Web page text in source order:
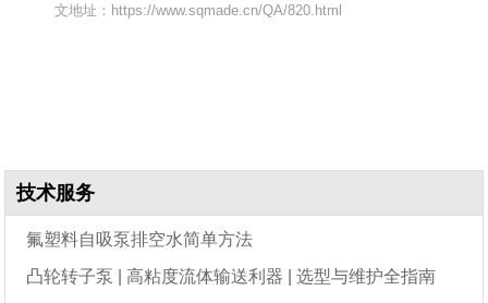
文地址：https://www.sqmade.cn/QA/820.html
技术服务
氟塑料自吸泵排空水简单方法
凸轮转子泵 | 高粘度流体输送利器 | 选型与维护全指南